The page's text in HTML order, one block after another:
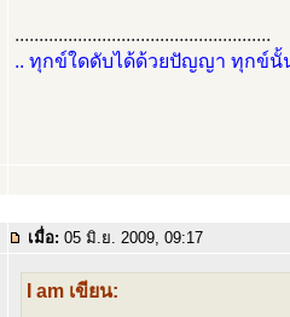
.....................................................
.. ทุกข์ใดดับได้ด้วยปัญญา ทุกข์นั้
เมื่อ: 05 มิ.ย. 2009, 09:17
I am เขียน: